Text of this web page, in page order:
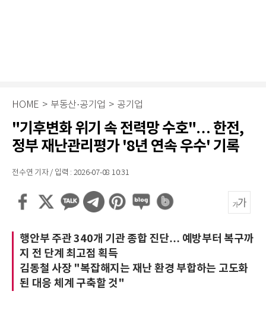
HOME > 부동산·공기업 > 공기업
"기후변화 위기 속 전력망 수호"… 한전,
정부 재난관리평가 '8년 연속 우수' 기록
전수연 기자 / 입력 : 2026-07-08 10:31
행안부 주관 340개 기관 종합 진단… 예방부터 복구까
지 전 단계 최고점 획득
김동철 사장 "복잡해지는 재난 환경 부합하는 고도화
된 대응 체계 구축할 것"